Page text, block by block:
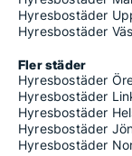
Hyresbostäder
Hyresbostäder
Fler städer
Hyresbostäder
Hyresbostäder
Hyresbostäder
Hyresbostäder
Hyresbostäder